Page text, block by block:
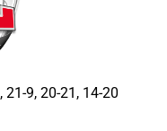
9, 20-21, 14-20